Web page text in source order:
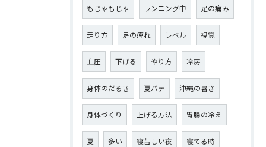
もじゃもじゃ ランニング中 足の痛み
走り方 足の痺れ レベル 視覚
血圧 下げる やり方 冷房
身体のだるさ 夏バテ 沖縄の暑さ
身体づくり 上げる方法 胃腸の冷え
夏 多い 寝苦しい夜 寝てる時